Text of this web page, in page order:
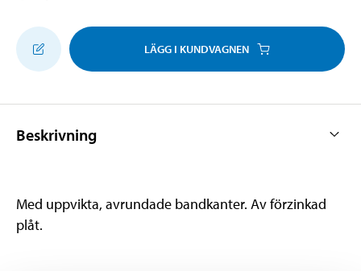
LÄGG I KUNDVAGNEN
Beskrivning
Med uppvikta, avrundade bandkanter. Av förzinkad
plåt.